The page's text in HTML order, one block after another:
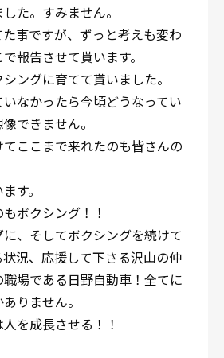
た。すみません。
事ですが、ずっと考えも変わ
報告させて貰います。
ングに育てて貰いました。
なかったら今頃どうなってい
できません。
ここまで来れたのも皆さんの
す。
ボクシング！！
、そしてボクシングを続けて
況、応援して下さる沢山の仲
場である日野自動車！全てに
りません。
を成長させる！！